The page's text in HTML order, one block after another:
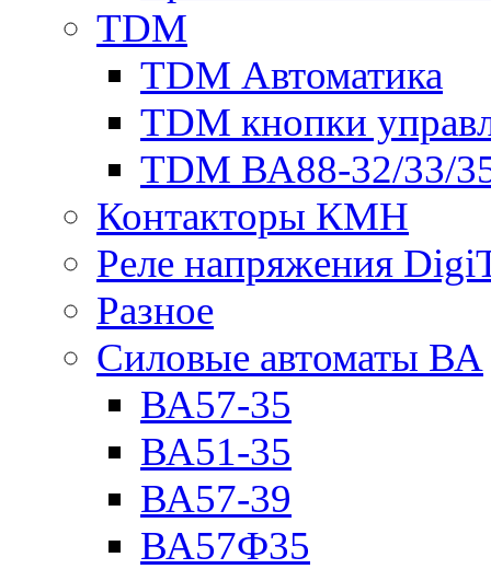
TDM
TDM Автоматика
TDM кнопки
TDM ВА88-32/33/
Контакторы КМН
Реле напряжения
Разное
Силовые автоматы ВА
ВА57-35
ВА51-35
ВА57-39
ВА57Ф35